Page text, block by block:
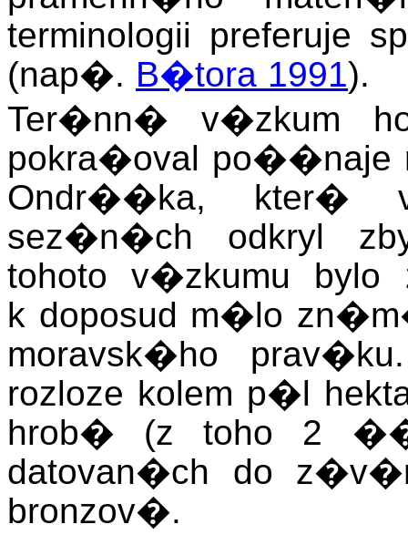
terminologii preferuje
(nap�. B�tora 1991).
Ter�nn� v�zkum
pokra�oval po��naje
Ondr��ka, kter�
sez�n�ch odkryl
tohoto v�zkumu
k doposud m�lo
moravsk�ho
rozloze kolem p�l
hrob� (z toho 2
datovan�ch do
bronzov�.